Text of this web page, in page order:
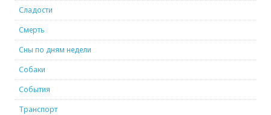
Сладости
Смерть
Сны по дням недели
Собаки
События
Транспорт